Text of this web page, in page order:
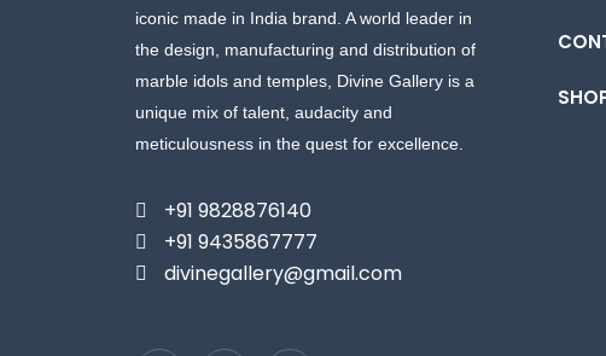
iconic made in India brand. A world leader in
the design, manufacturing and distribution of
marble idols and temples, Divine Gallery is a
unique mix of talent, audacity and
meticulousness in the quest for excellence.
+91 9828876140
+91 9435867777
divinegallery@gmail.com